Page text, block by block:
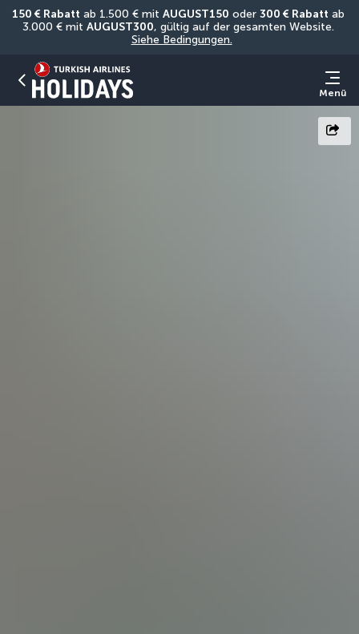
150 € Rabatt ab 1.500 € mit AUGUST150 oder 300 € Rabatt ab
3.000 € mit AUGUST300
Siehe Bedingungen.
Menü